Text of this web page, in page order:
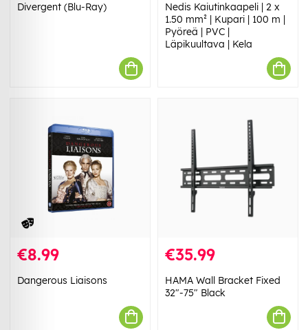
Divergent (Blu-Ray)
Nedis Kaiutinkaapeli | 2 x
1.50 mm² | Kupari | 100 m |
Pyöreä | PVC |
Läpikuultava | Kela
€8.99
Dangerous Liaisons
€35.99
HAMA Wall Bracket Fixed
32"-75" Black